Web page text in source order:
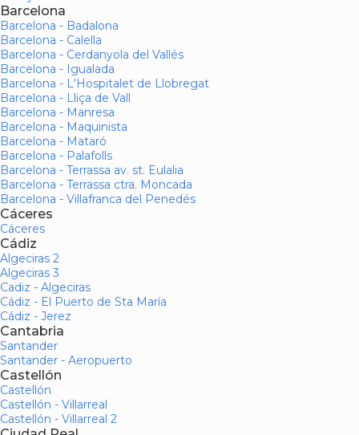
Barcelona
Barcelona - Badalona
Barcelona - Calella
Barcelona - Cerdanyola del Vallés
Barcelona - Igualada
Barcelona - L'Hospitalet de Llobregat
Barcelona - Lliça de Vall
Barcelona - Manresa
Barcelona - Maquinista
Barcelona - Mataró
Barcelona - Palafolls
Barcelona - Terrassa av. st. Eulalia
Barcelona - Terrassa ctra. Moncada
Barcelona - Villafranca del Penedés
Cáceres
Cáceres
Cádiz
Algeciras 2
Algeciras 3
Cadiz - Algeciras
Cádiz - El Puerto de Sta María
Cádiz - Jerez
Cantabria
Santander
Santander - Aeropuerto
Castellón
Castellón
Castellón - Villarreal
Castellón - Villarreal 2